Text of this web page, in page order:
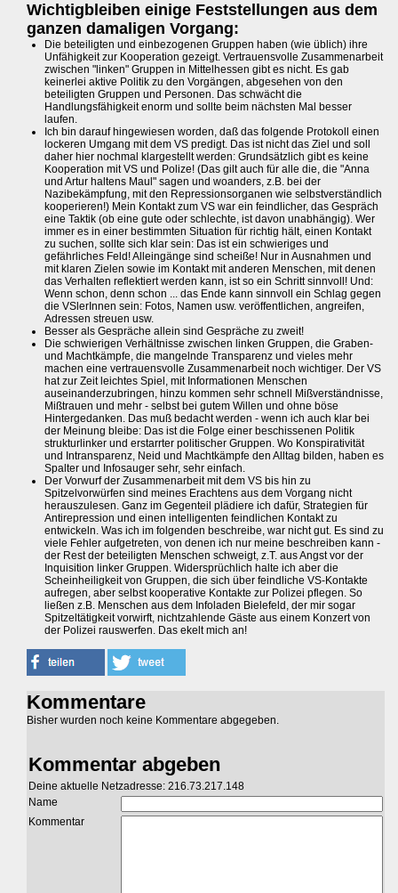
Wichtigbleiben einige Feststellungen aus dem
ganzen damaligen Vorgang:
Die beteiligten und einbezogenen Gruppen haben (wie üblich) ihre
Unfähigkeit zur Kooperation gezeigt. Vertrauensvolle Zusammenarbeit
zwischen "linken" Gruppen in Mittelhessen gibt es nicht. Es gab
keinerlei aktive Politik zu den Vorgängen, abgesehen von den
beteiligten Gruppen und Personen. Das schwächt die
Handlungsfähigkeit enorm und sollte beim nächsten Mal besser
laufen.
Ich bin darauf hingewiesen worden, daß das folgende Protokoll einen
lockeren Umgang mit dem VS predigt. Das ist nicht das Ziel und soll
daher hier nochmal klargestellt werden: Grundsätzlich gibt es keine
Kooperation mit VS und Polize! (Das gilt auch für alle die, die "Anna
und Artur haltens Maul" sagen und woanders, z.B. bei der
Nazibekämpfung, mit den Repressionsorganen wie selbstverständlich
kooperieren!) Mein Kontakt zum VS war ein feindlicher, das Gespräch
eine Taktik (ob eine gute oder schlechte, ist davon unabhängig). Wer
immer es in einer bestimmten Situation für richtig hält, einen Kontakt
zu suchen, sollte sich klar sein: Das ist ein schwieriges und
gefährliches Feld! Alleingänge sind scheiße! Nur in Ausnahmen und
mit klaren Zielen sowie im Kontakt mit anderen Menschen, mit denen
das Verhalten reflektiert werden kann, ist so ein Schritt sinnvoll! Und:
Wenn schon, denn schon ... das Ende kann sinnvoll ein Schlag gegen
die VSlerInnen sein: Fotos, Namen usw. veröffentlichen, angreifen,
Adressen streuen usw.
Besser als Gespräche allein sind Gespräche zu zweit!
Die schwierigen Verhältnisse zwischen linken Gruppen, die Graben-
und Machtkämpfe, die mangelnde Transparenz und vieles mehr
machen eine vertrauensvolle Zusammenarbeit noch wichtiger. Der VS
hat zur Zeit leichtes Spiel, mit Informationen Menschen
auseinanderzubringen, hinzu kommen sehr schnell Mißverständnisse,
Mißtrauen und mehr - selbst bei gutem Willen und ohne böse
Hintergedanken. Das muß bedacht werden - wenn ich auch klar bei
der Meinung bleibe: Das ist die Folge einer beschissenen Politik
strukturlinker und erstarrter politischer Gruppen. Wo Konspirativität
und Intransparenz, Neid und Machtkämpfe den Alltag bilden, haben es
Spalter und Infosauger sehr, sehr einfach.
Der Vorwurf der Zusammenarbeit mit dem VS bis hin zu
Spitzelvorwürfen sind meines Erachtens aus dem Vorgang nicht
herauszulesen. Ganz im Gegenteil plädiere ich dafür, Strategien für
Antirepression und einen intelligenten feindlichen Kontakt zu
entwickeln. Was ich im folgenden beschreibe, war nicht gut. Es sind zu
viele Fehler aufgetreten, von denen ich nur meine beschreiben kann -
der Rest der beteiligten Menschen schweigt, z.T. aus Angst vor der
Inquisition linker Gruppen. Widersprüchlich halte ich aber die
Scheinheiligkeit von Gruppen, die sich über feindliche VS-Kontakte
aufregen, aber selbst kooperative Kontakte zur Polizei pflegen. So
ließen z.B. Menschen aus dem Infoladen Bielefeld, der mir sogar
Spitzeltätigkeit vorwirft, nichtzahlende Gäste aus einem Konzert von
der Polizei rauswerfen. Das ekelt mich an!
Kommentare
Bisher wurden noch keine Kommentare abgegeben.
Kommentar abgeben
Deine aktuelle Netzadresse: 216.73.217.148
Name
Kommentar